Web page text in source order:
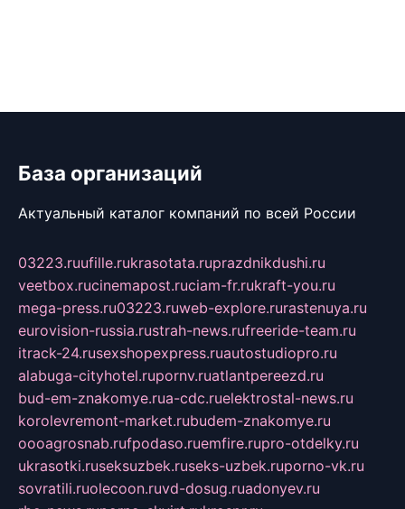
База организаций
Актуальный каталог компаний по всей России
03223.ruufille.rukrasotata.ruprazdnikdushi.ru
veetbox.rucinemapost.ruciam-fr.rukraft-you.ru
mega-press.ru03223.ruweb-explore.rurastenuya.ru
eurovision-russia.rustrah-news.rufreeride-team.ru
itrack-24.rusexshopexpress.ruautostudiopro.ru
alabuga-cityhotel.rupornv.ruatlantpereezd.ru
bud-em-znakomye.rua-cdc.ruelektrostal-news.ru
korolevremont-market.rubudem-znakomye.ru
oooagrosnab.rufpodaso.ruemfire.rupro-otdelky.ru
ukrasotki.ruseksuzbek.ruseks-uzbek.ruporno-vk.ru
sovratili.ruolecoon.ruvd-dosug.ruadonyev.ru